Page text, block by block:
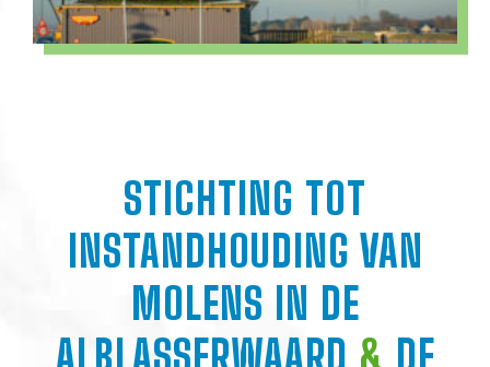
STICHTING TOT
INSTANDHOUDING VAN
MOLENS IN DE
ALBLASSERWAARD & DE